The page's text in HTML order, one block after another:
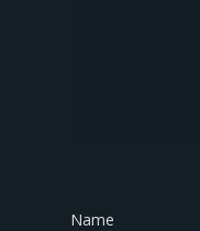
Name